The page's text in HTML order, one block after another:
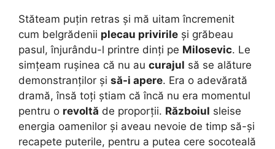
Stăteam puțin retras și mă uitam încremenit
cum belgrădenii plecau privirile și grăbeau
pasul, înjurându-l printre dinți pe Milosevic. Le
simțeam rușinea că nu au curajul să se alăture
demonstranților și să-i apere. Era o adevărată
dramă, însă toți știam că încă nu era momentul
pentru o revoltă de proporții. Războiul sleise
energia oamenilor și aveau nevoie de timp să-și
recapete puterile, pentru a putea cere socoteală